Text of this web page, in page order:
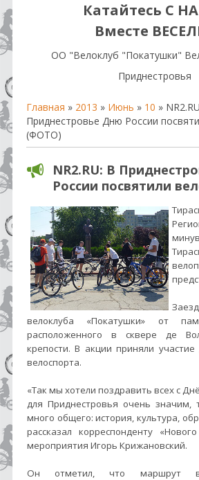
Катайтесь С
Вместе
OO "Велоклуб "Покатушки"
Приднестровья
Главная » 2013 » Июнь » 10 »
Приднестровье Дню России
(ФОТО)
NR2.RU: В
России посвятили
велоклуба «Покатушки» от
расположенного в сквере де
крепости. В акции приняли
велоспорта.
«Так мы хотели поздравить всех с
для Приднестровья очень значим,
много общего: история, культура,
рассказал корреспонденту
мероприятия Игорь Крижановский.
Он отметил, что маршрут